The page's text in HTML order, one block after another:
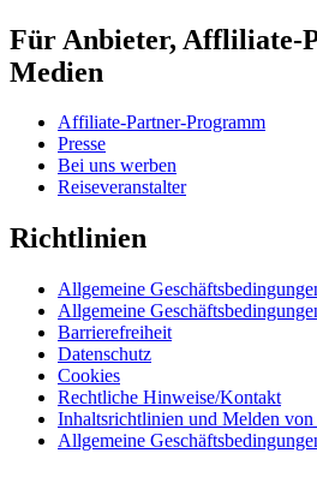
Für Anbieter, Affliliate-
Medien
Affiliate-Partner-Programm
Presse
Bei uns werben
Reiseveranstalter
Richtlinien
Allgemeine
Allgemeine
Barrierefreiheit
Datenschutz
Cookies
Rechtliche Hinweise/Kontakt
Inhaltsrichtlinien und Melden von
Allgemeine